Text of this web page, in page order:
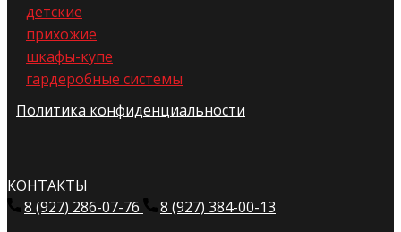
детские
прихожие
шкафы-купе
гардеробные системы
Политика конфиденциальности
КОНТАКТЫ
8 (927) 286-07-76
8 (927) 384-00-13